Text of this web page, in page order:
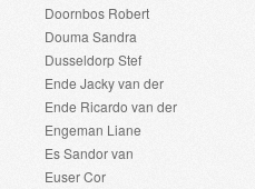
Doornbos Robert
Douma Sandra
Dusseldorp Stef
Ende Jacky van der
Ende Ricardo van der
Engeman Liane
Es Sandor van
Euser Cor